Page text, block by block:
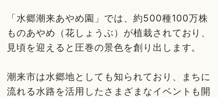
「水郷潮来あやめ園」では、約500種100万株
ものあやめ（花しょうぶ）が植栽されており、
見頃を迎えると圧巻の景色を創り出します。
潮来市は水郷地としても知られており、まちに
流れる水路を活用したさまざまなイベントも開